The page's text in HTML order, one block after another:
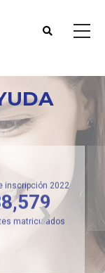
inscripción 2022